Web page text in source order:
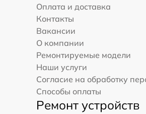
Оплата и доставка
Контакты
Вакансии
О компании
Ремонтируемые модели
Наши услуги
Согласие на обработку
Способы оплаты
Ремонт устройств